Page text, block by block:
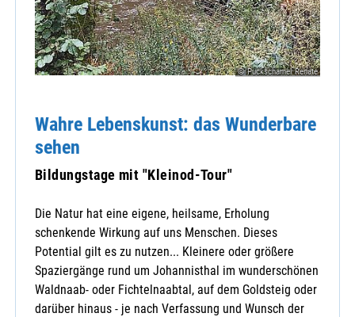
© Puckschamel Renate
Wahre Lebenskunst: das Wunderbare
sehen
Bildungstage mit "Kleinod-Tour"
Die Natur hat eine eigene, heilsame, Erholung
schenkende Wirkung auf uns Menschen. Dieses
Potential gilt es zu nutzen... Kleinere oder größere
Spaziergänge rund um Johannisthal im wunderschönen
Waldnaab- oder Fichtelnaabtal, auf dem Goldsteig oder
darüber hinaus - je nach Verfassung und Wunsch der